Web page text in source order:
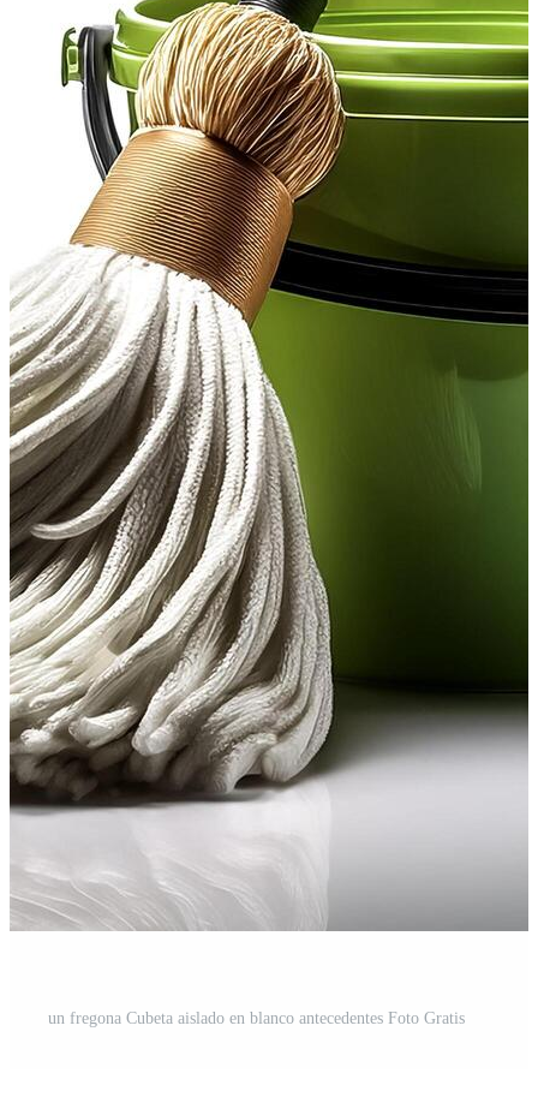
un fregona Cubeta aislado en blanco antecedentes Foto Gratis